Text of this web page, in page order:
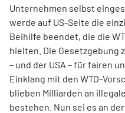
Unternehmen selbst
werde auf US-Seite die
Beihilfe beendet, die die
hielten. Die Gesetzgebung
– und der USA – für fairen
Einklang mit den WTO-
blieben Milliarden an
bestehen. Nun sei es an